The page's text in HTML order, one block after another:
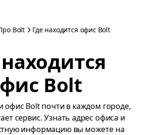
Bolt Где находится офис Bolt
Bolt
офис Bolt почти в каждом городе,
сервис. Узнать адрес офиса и
информацию вы можете на